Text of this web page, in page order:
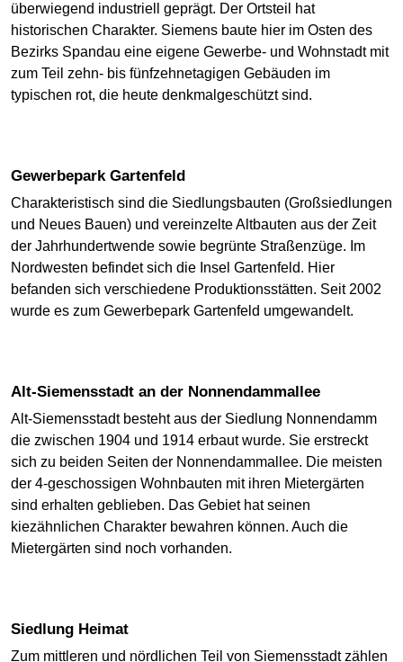
überwiegend industriell geprägt. Der Ortsteil hat
historischen Charakter. Siemens baute hier im Osten des
Bezirks Spandau eine eigene Gewerbe- und Wohnstadt mit
zum Teil zehn- bis fünfzehnetagigen Gebäuden im
typischen rot, die heute denkmalgeschützt sind.
Gewerbepark Gartenfeld
Charakteristisch sind die Siedlungsbauten (Großsiedlungen
und Neues Bauen) und vereinzelte Altbauten aus der Zeit
der Jahrhundertwende sowie begrünte Straßenzüge. Im
Nordwesten befindet sich die Insel Gartenfeld. Hier
befanden sich verschiedene Produktionsstätten. Seit 2002
wurde es zum Gewerbepark Gartenfeld umgewandelt.
Alt-Siemensstadt an der Nonnendammallee
Alt-Siemensstadt besteht aus der Siedlung Nonnendamm
die zwischen 1904 und 1914 erbaut wurde. Sie erstreckt
sich zu beiden Seiten der Nonnendammallee. Die meisten
der 4-geschossigen Wohnbauten mit ihren Mietergärten
sind erhalten geblieben. Das Gebiet hat seinen
kiezähnlichen Charakter bewahren können. Auch die
Mietergärten sind noch vorhanden.
Siedlung Heimat
Zum mittleren und nördlichen Teil von Siemensstadt zählen